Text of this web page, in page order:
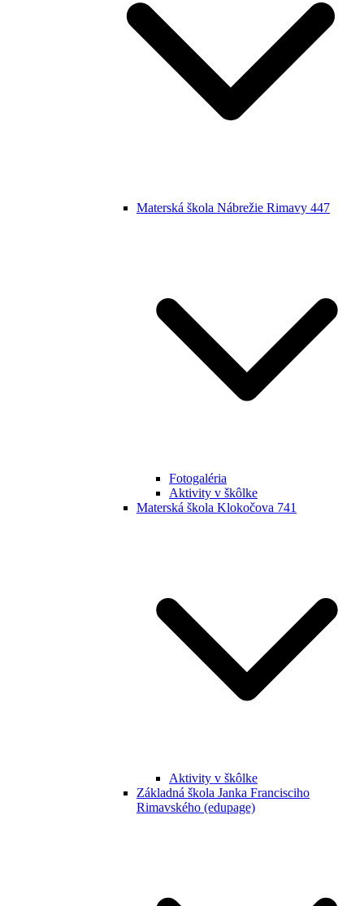
Materská škola Nábrežie Rimavy 447
Fotogaléria
Aktivity v škôlke
Materská škola Klokočova 741
Aktivity v škôlke
Základná škola Janka Francisciho
Rimavského (edupage)